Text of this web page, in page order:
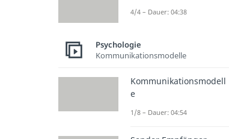
4/4 – Dauer: 04:38
Psychologie
Kommunikationsmodelle
Kommunikationsmodell
e
1/8 – Dauer: 04:54